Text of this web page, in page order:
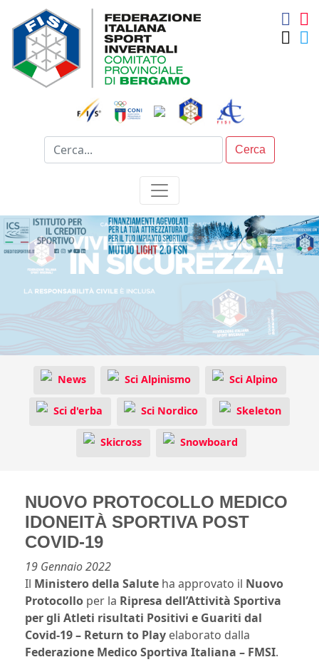
Cerca
News Sci Alpinismo Sci Alpino
Sci d'erba Sci Nordico Skeleton
Skicross Snowboard
NUOVO PROTOCOLLO MEDICO
IDONEITÀ SPORTIVA POST
COVID-19
19 Gennaio 2022
Il Ministero della Salute ha approvato il Nuovo
Protocollo per la Ripresa dell’Attività Sportiva
per gli Atleti risultati Positivi e Guariti dal
Covid-19 – Return to Play elaborato dalla
Federazione Medico Sportiva Italiana – FMSI.